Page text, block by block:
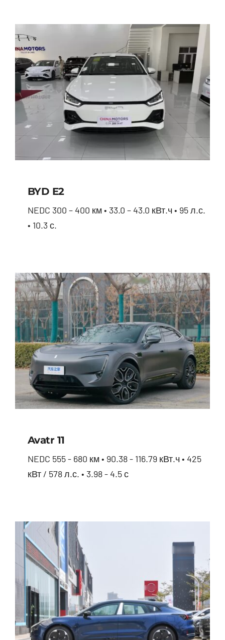
BYD E2
NEDC 300 – 400 км • 33.0 – 43.0 кВт.ч • 95 л.с.
• 10.3 с.
Avatr 11
NEDC 555 - 680 км • 90.38 - 116.79 кВт.ч • 425
кВт / 578 л.с. • 3.98 - 4.5 с